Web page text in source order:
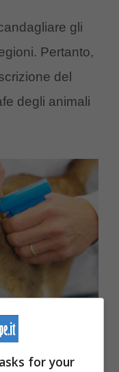
gli
Pertanto,
del
degli animali
vige soltanto
for your